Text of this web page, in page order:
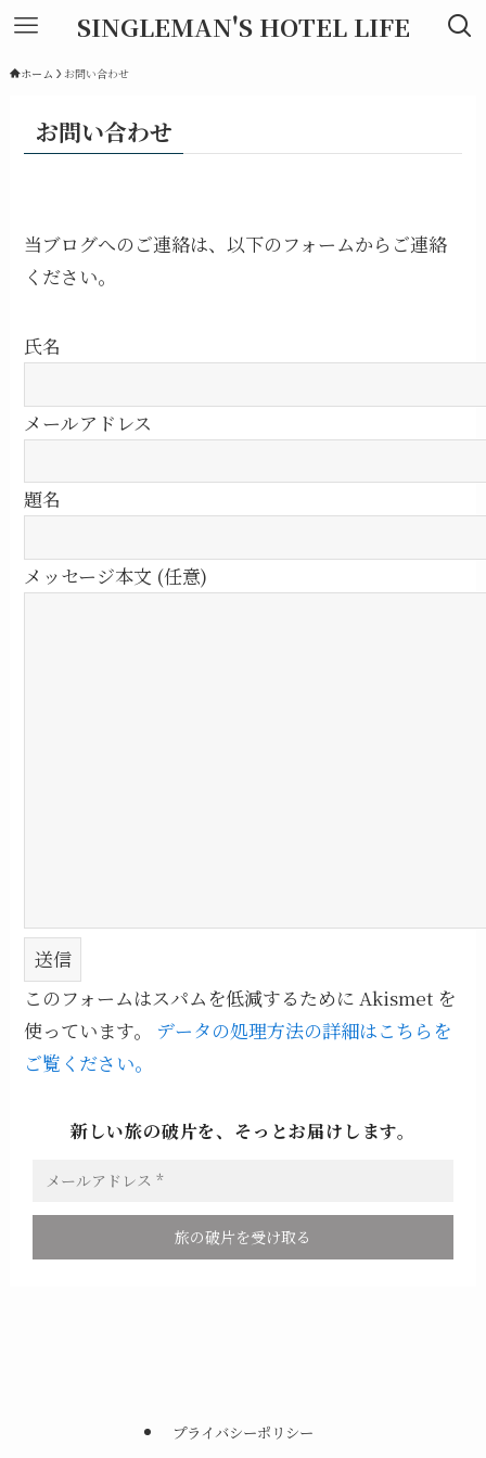
SINGLEMAN'S HOTEL LIFE
ホーム お問い合わせ
お問い合わせ
当ブログへのご連絡は、以下のフォームからご連絡
ください。
氏名
メールアドレス
題名
メッセージ本文 (任意)
このフォームはスパムを低減するために Akismet を
使っています。 データの処理方法の詳細はこちらを
ご覧ください。
新しい旅の破片を、そっとお届けします。
プライバシーポリシー